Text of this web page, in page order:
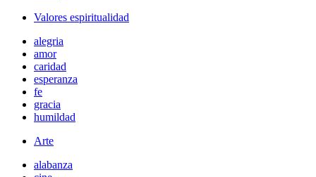
Valores espiritualidad
alegria
amor
caridad
esperanza
fe
gracia
humildad
Arte
alabanza